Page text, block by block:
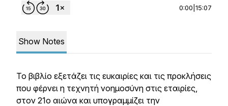
0:00 15:07
Show Notes
Το βιβλίο εξετάζει τις ευκαιρίες και τις προκλήσεις
που φέρνει η τεχνητή νοημοσύνη στις εταιρίες,
στον 21ο αιώνα και υπογραμμίζει την